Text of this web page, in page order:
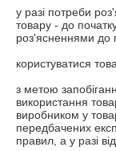
у разі потреби
товару - до
роз'ясненнями до
користуватися
з метою
використання
виробником у
передбачених
правил, а у разі